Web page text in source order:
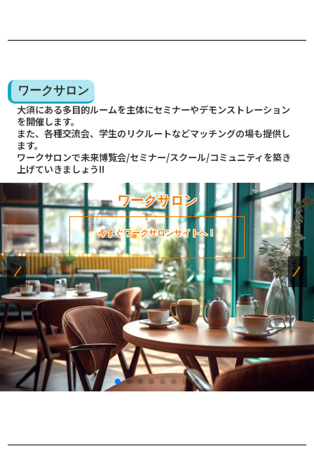
ワークサロン
大須にある多目的ルームを主体にセミナーやデモンストレーション
を開催します。
また、各種交流会、学生のリクルートなどマッチングの場も提供し
ます。
ワークサロンで未来博覧会/セミナー/スクール/コミュニティを築き
上げていきましょう!!
ワークサロン
今すぐワークサロンサイトへ！